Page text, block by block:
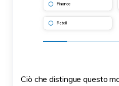
Ciò che distingue questo